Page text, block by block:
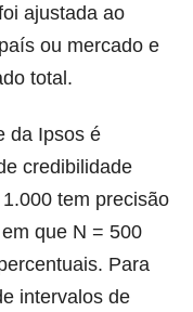
ajustada ao
ou mercado e
total.
da Ipsos é
credibilidade
tem precisão
que N = 500
Para
intervalos de